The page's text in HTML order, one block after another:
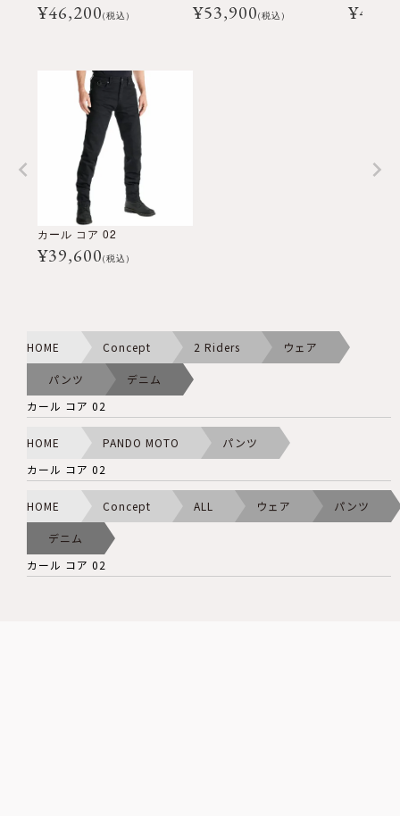
¥46,200(税込) ¥53,900(税込) ¥
カール コア 02
¥39,600(税込)
HOME Concept 2 Riders ウェア
パンツ
デニム
カール コア 02
HOME PANDO MOTO
パンツ
カール コア 02
HOME Concept ALL ウェア パンツ
デニム
カール コア 02